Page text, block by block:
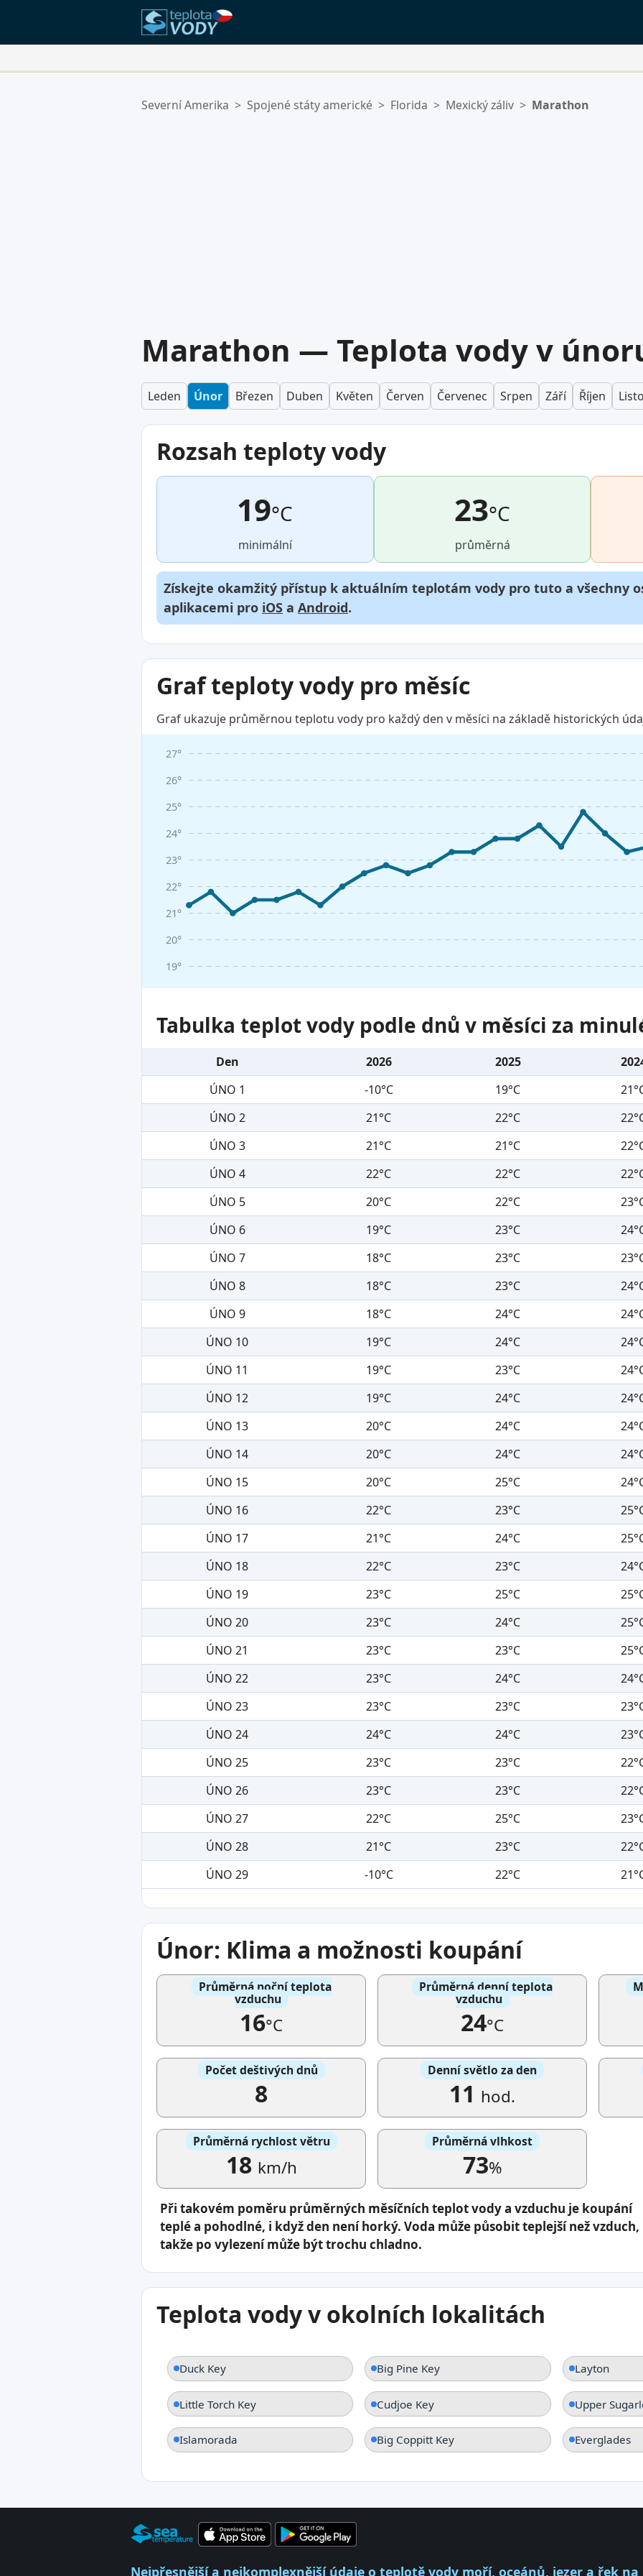
Váš seznam oblíbených je prázdný.
Severní Amerika > Spojené státy americké > Florida > Mexický záliv > Marathon
Marathon — Teplota vody v
Leden Únor Březen Duben Květen Červen Červenec Srpen Září Říjen
Rozsah teploty vody
19°C
minimální
23°C
průměrná
Získejte okamžitý přístup k aktuálním teplotám vody pro tuto a všechny
aplikacemi pro iOS a Android.
Graf teploty vody pro měsíc
Graf ukazuje průměrnou teplotu vody pro každý den v měsíci na základě historických
19°
20°
21°
22°
23°
24°
25°
26°
27°
Tabulka teplot vody podle dnů v měsíci za
Den 2026 2025
ÚNO 1
-10°C 19°C
ÚNO 2
21°C 22°C
ÚNO 3
21°C 21°C
ÚNO 4
22°C 22°C
ÚNO 5
20°C 22°C
ÚNO 6
19°C 23°C
ÚNO 7
18°C 23°C
ÚNO 8
18°C 23°C
ÚNO 9
18°C 24°C
ÚNO 10
19°C 24°C
ÚNO 11
19°C 23°C
ÚNO 12
19°C 24°C
ÚNO 13
20°C 24°C
ÚNO 14
20°C 24°C
ÚNO 15
20°C 25°C
ÚNO 16
22°C 23°C
ÚNO 17
21°C 24°C
ÚNO 18
22°C 23°C
ÚNO 19
23°C 25°C
ÚNO 20
23°C 24°C
ÚNO 21
23°C 23°C
ÚNO 22
23°C 24°C
ÚNO 23
23°C 23°C
ÚNO 24
24°C 24°C
ÚNO 25
23°C 23°C
ÚNO 26
23°C 23°C
ÚNO 27
22°C 25°C
ÚNO 28
21°C 23°C
ÚNO 29
-10°C 22°C
Únor: Klima a možnosti koupání
Průměrná noční teplota
vzduchu
16°C
Průměrná denní teplota
vzduchu
24°C
Počet deštivých dnů
8
Denní světlo za den
11 hod.
Průměrná rychlost větru
18 km/h
Průměrná vlhkost
73%
Při takovém poměru průměrných měsíčních teplot vody a vzduchu je koupání
teplé a pohodlné, i když den není horký. Voda může působit teplejší než vzduch,
takže po vylezení může být trochu chladno.
Teplota vody v okolních lokalitách
Duck Key Big Pine Key Layton
Little Torch Key Cudjoe Key Upper
Islamorada Big Coppitt Key Everglades
Nejpřesnější a nejkomplexnější údaje o teplotě vody moří, oceánů, jezer a řek na